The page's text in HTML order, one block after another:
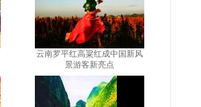
云南罗平红高粱红成中国新风
景游客新亮点